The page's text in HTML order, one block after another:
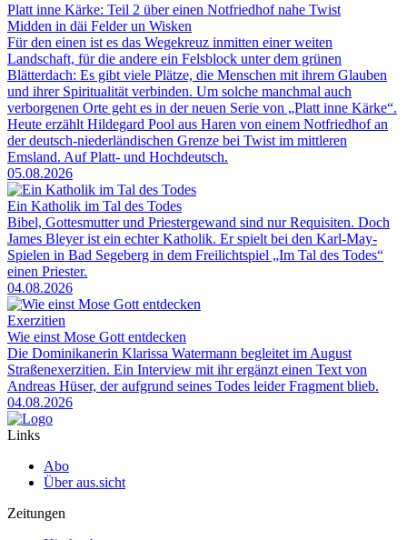
Platt inne Kärke: Teil 2 über einen Notfriedhof nahe Twist
Midden in däi Felder un Wisken
Für den einen ist es das Wegekreuz inmitten einer weiten
Landschaft, für die andere ein Felsblock unter dem grünen
Blätterdach: Es gibt viele Plätze, die Menschen mit ihrem Glauben
und ihrer Spiritualität verbinden. Um solche manchmal auch
verborgenen Orte geht es in der neuen Serie von „Platt inne Kärke“.
Heute erzählt Hildegard Pool aus Haren von einem Notfriedhof an
der deutsch-niederländischen Grenze bei Twist im mittleren
Emsland. Auf Platt- und Hochdeutsch.
05.08.2026
Ein Katholik im Tal des Todes
Bibel, Gottesmutter und Priestergewand sind nur Requisiten. Doch
James Bleyer ist ein echter Katholik. Er spielt bei den Karl-May-
Spielen in Bad Segeberg in dem Freilichtspiel „Im Tal des Todes“
einen Priester.
04.08.2026
Exerzitien
Wie einst Mose Gott entdecken
Die Dominikanerin Klarissa Watermann begleitet im August
Straßenexerzitien. Ein Interview mit ihr ergänzt einen Text von
Andreas Hüser, der aufgrund seines Todes leider Fragment blieb.
04.08.2026
Links
Abo
Über aus.sicht
Zeitungen